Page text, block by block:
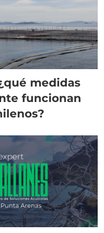
medidas
funcionan